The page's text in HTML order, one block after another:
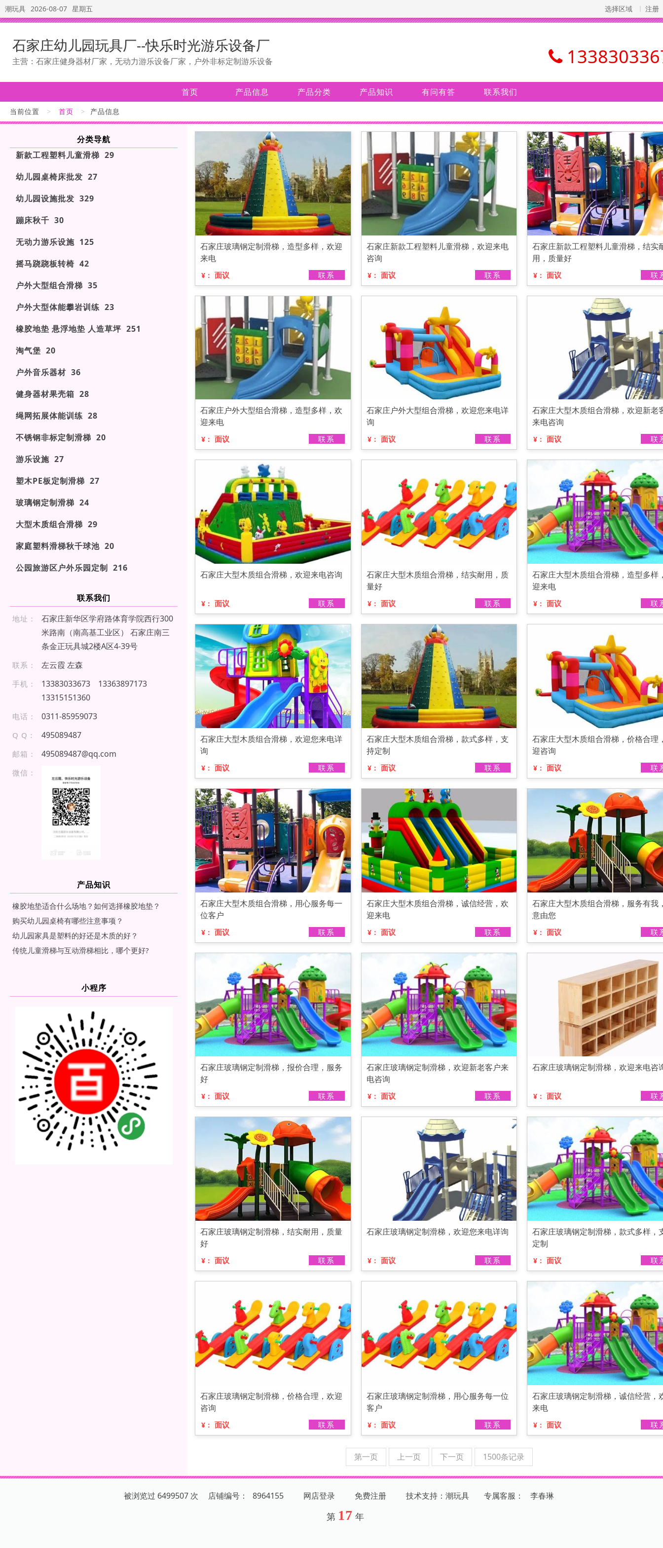
潮玩具 2026-08-07 星期五 选择区域 注册
石家庄幼儿园玩具厂--快乐时光游乐设备厂
主营：石家庄健身器材厂家，无动力游乐设备厂家，户外非标定制游乐设备
首页 产品信息 产品分类 产品知识 有问有答 联系我们
当前位置 > 首页 > 产品信息
分类导航
新款工程塑料儿童滑梯 29
幼儿园桌椅床批发 27
幼儿园设施批发 329
蹦床秋千 30
无动力游乐设施 125
摇马跷跷板转椅 42
户外大型组合滑梯 35
户外大型体能攀岩训练 23
橡胶地垫 悬浮地垫 人造草坪 251
淘气堡 20
户外音乐器材 36
健身器材果壳箱 28
绳网拓展体能训练 28
不锈钢非标定制滑梯 20
游乐设施 27
塑木PE板定制滑梯 27
玻璃钢定制滑梯 24
大型木质组合滑梯 29
家庭塑料滑梯秋千球池 20
公园旅游区户外乐园定制 216
联系我们
地址：
石家庄新华区学府路体育学院西行300
米路南（南高基工业区） 石家庄南三
条金正玩具城2楼A区4-39号
联系： 左云霞 左森
手机： 133 83 03 3 67 3 1 336 3 8 97 173
13 3 1 515 13 60
电话： 0 3 11- 859 5 907 3
Q Q： 495089487
邮箱： 495089487@qq.com
微信：
产品知识
橡胶地垫适合什么场地？如何选择橡胶地垫？
购买幼儿园桌椅有哪些注意事项？
幼儿园家具是塑料的好还是木质的好？
传统儿童滑梯与互动滑梯相比，哪个更好?
小程序
石家庄玻璃钢定制滑梯，造型多样，欢迎
来电
¥： 面议 联系
石家庄新款工程塑料儿童滑梯，欢迎来电
咨询
¥： 面议 联系
石家庄新款工程塑料儿童滑梯，结实
用，质量好
¥： 面议 联
石家庄户外大型组合滑梯，造型多样，欢
迎来电
¥： 面议 联系
石家庄户外大型组合滑梯，欢迎您来电详
询
¥： 面议 联系
石家庄大型木质组合滑梯，欢迎新老
来电咨询
¥： 面议 联
石家庄大型木质组合滑梯，欢迎来电咨询
¥： 面议 联系
石家庄大型木质组合滑梯，结实耐用，质
量好
¥： 面议 联系
石家庄大型木质组合滑梯，造型多样
迎来电
¥： 面议 联
石家庄大型木质组合滑梯，欢迎您来电详
询
¥： 面议 联系
石家庄大型木质组合滑梯，款式多样，支
持定制
¥： 面议 联系
石家庄大型木质组合滑梯，价格合理
迎咨询
¥： 面议 联
石家庄大型木质组合滑梯，用心服务每一
位客户
¥： 面议 联系
石家庄大型木质组合滑梯，诚信经营，欢
迎来电
¥： 面议 联系
石家庄大型木质组合滑梯，服务有我
意由您
¥： 面议 联
石家庄玻璃钢定制滑梯，报价合理，服务
好
¥： 面议 联系
石家庄玻璃钢定制滑梯，欢迎新老客户来
电咨询
¥： 面议 联系
石家庄玻璃钢定制滑梯，欢迎来电咨
¥： 面议 联
石家庄玻璃钢定制滑梯，结实耐用，质量
好
¥： 面议 联系
石家庄玻璃钢定制滑梯，欢迎您来电详询
¥： 面议 联系
石家庄玻璃钢定制滑梯，款式多样，
定制
¥： 面议 联
石家庄玻璃钢定制滑梯，价格合理，欢迎
咨询
¥： 面议 联系
石家庄玻璃钢定制滑梯，用心服务每一位
客户
¥： 面议 联系
石家庄玻璃钢定制滑梯，诚信经营，
来电
¥： 面议 联
第一页 上一页 下一页 1500条记录
被浏览过 6499507 次 店铺编号： 8964155 网店登录 免费注册 技术支持：潮玩具 专属客服 ： 李春琳
第 17 年